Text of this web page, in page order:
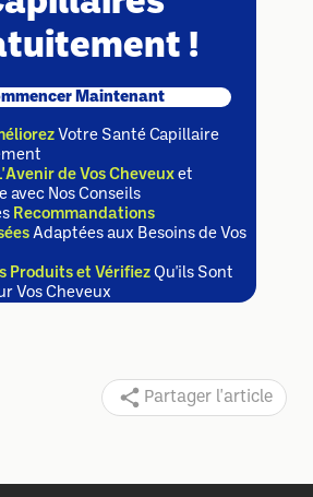
!
Maintenant
Votre Santé Capillaire
de Vos Cheveux et
avec Nos Conseils
Recommandations
Adaptées aux Besoins de Vos
Produits et Vérifiez Qu'ils Sont
Vos Cheveux
Partager l'article